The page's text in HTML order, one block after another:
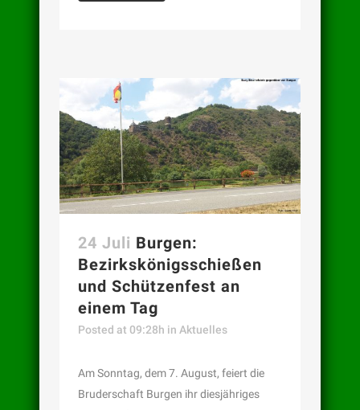
24 Juli Burgen:
Bezirkskönigsschießen
und Schützenfest an
einem Tag
Posted at 09:28h in Aktuelles
Am Sonntag, dem 7. August, feiert die
Bruderschaft Burgen ihr diesjähriges